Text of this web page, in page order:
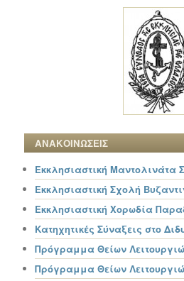
ΑΝΑΚΟΙΝΩΣΕΙΣ
Εκκλησιαστική Μαντολινάτα
Εκκλησιαστική Σχολή
Εκκλησιαστική Χορωδία
Κατηχητικές Σύναξεις στο
Πρόγραμμα Θείων
Πρόγραμμα Θείων